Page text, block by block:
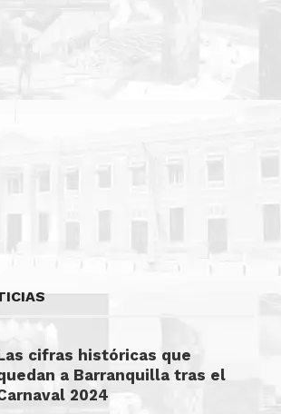
cifras históricas que
a Barranquilla tras el
2024